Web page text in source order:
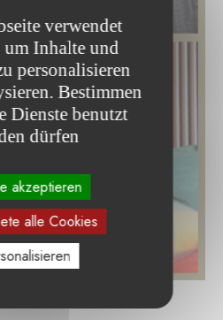
verwendet
Inhalte und
personalisieren
Bestimmen
Dienste benutzt
dürfen
akzeptieren
alle Cookies